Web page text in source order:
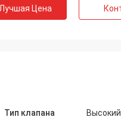
Лучшая Цена
Тип клапана